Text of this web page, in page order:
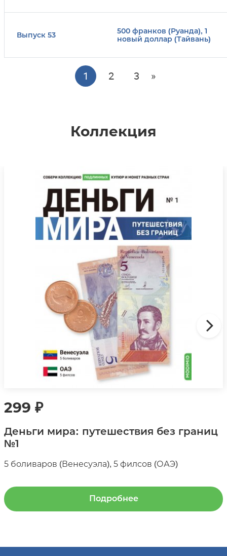
Выпуск 53
500 франков (Руанда), 1
новый доллар (Тайвань)
1 2 3 »
Коллекция
299 ₽
Деньги мира: путешествия без границ
№1
5 боливаров (Венесуэла), 5 филсов (ОАЭ)
Подробнее